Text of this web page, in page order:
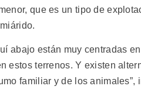
que es un tipo de
abajo están muy centradas
estos terrenos. Y existen
familiar y de los